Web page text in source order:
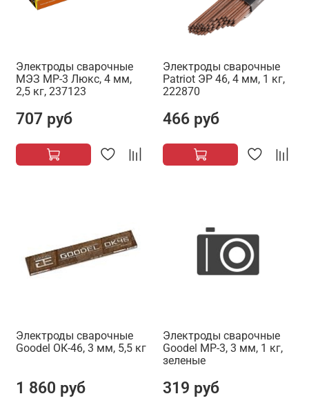
Электроды сварочные
МЭЗ МР-3 Люкс, 4 мм,
2,5 кг, 237123
707 руб
Электроды сварочные
Patriot ЭР 46, 4 мм, 1 кг,
222870
466 руб
Электроды сварочные
Goodel ОК-46, 3 мм, 5,5 кг
1 860 руб
Электроды сварочные
Goodel МР-3, 3 мм, 1 кг,
зеленые
319 руб